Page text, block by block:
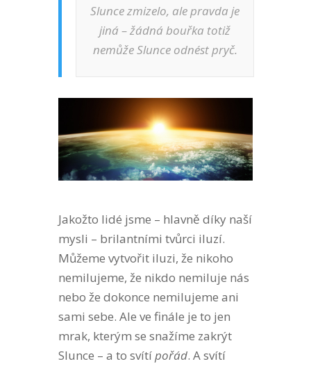
Slunce zmizelo, ale pravda je
jiná – žádná bouřka totiž
nemůže Slunce odnést pryč.
Jakožto lidé jsme – hlavně díky naší
mysli – brilantními tvůrci iluzí.
Můžeme vytvořit iluzi, že nikoho
nemilujeme, že nikdo nemiluje nás
nebo že dokonce nemilujeme ani
sami sebe. Ale ve finále je to jen
mrak, kterým se snažíme zakrýt
Slunce – a to svítípořád. A svítí